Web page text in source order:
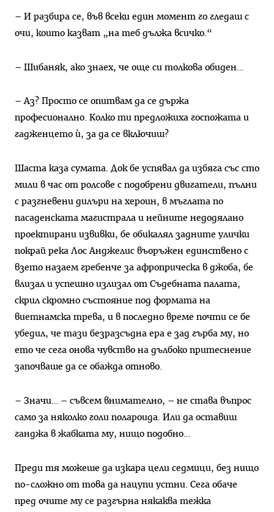
– И разбира се, във всеки един момент го гледаш с
очи, които казват „на теб дължа всичко.“
– Шибаняк, ако знаех, че още си толкова обиден…
– Аз? Просто се опитвам да се държа
професионално. Колко ти предложиха госпожата и
гадженцето ѝ, за да се включиш?
Шаста каза сумата. Док бе успявал да избяга със сто
мили в час от ролсове с подобрени двигатели, пълни
с разгневени дилъри на хероин, в мъглата по
пасаденската магистрала и нейните недодялано
проектирани извивки, бе обикалял задните улички
покрай река Лос Анджелис въоръжен единствено с
взето назаем гребенче за афроприческа в джоба, бе
влизал и успешно излизал от Съдебната палата,
скрил скромно състояние под формата на
виетнамска трева, и в последно време почти се бе
убедил, че тази безразсъдна ера е зад гърба му, но
ето че сега онова чувство на дълбоко притеснение
започваше да се обажда отново.
– Значи… – съвсем внимателно, – не става въпрос
само за няколко голи полароида. Или да оставиш
ганджа в жабката му, нищо подобно…
Преди тя можеше да изкара цели седмици, без нищо
по-сложно от това да нацупи устни. Сега обаче
пред очите му се разгърна някаква тежка